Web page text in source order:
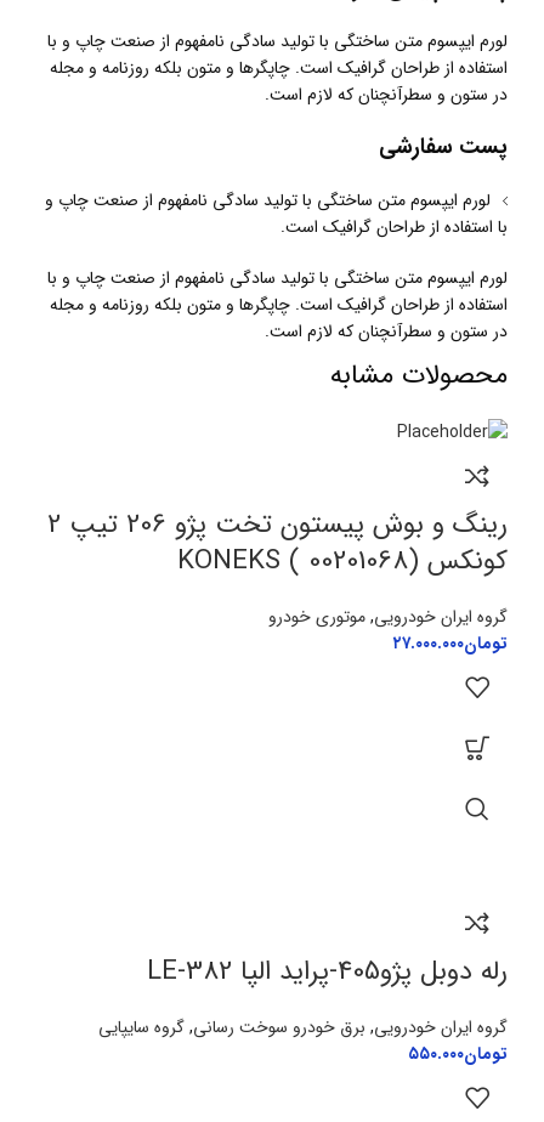
لورم ایپسوم متن ساختگی با تولید سادگی نامفهوم از صنعت چاپ و با
استفاده از طراحان گرافیک است. چاپگرها و متون بلکه روزنامه و مجله
در ستون و سطرآنچنان که لازم است.
پست سفارشی
لورم ایپسوم متن ساختگی با تولید سادگی نامفهوم از صنعت چاپ و
با استفاده از طراحان گرافیک است.
لورم ایپسوم متن ساختگی با تولید سادگی نامفهوم از صنعت چاپ و با
استفاده از طراحان گرافیک است. چاپگرها و متون بلکه روزنامه و مجله
در ستون و سطرآنچنان که لازم است.
محصولات مشابه
رینگ و بوش پیستون تخت پژو 206 تیپ 2
کونکس KONEKS ( 00201068)
گروه ایران خودرویی,موتوری خودرو
تومان۲۷.۰۰۰.۰۰۰
رله دوبل پژو405-پراید الپا LE-382
گروه ایران خودرویی, برق خودرو سوخت رسانی,گروه سایپایی
تومان۵۵۰.۰۰۰